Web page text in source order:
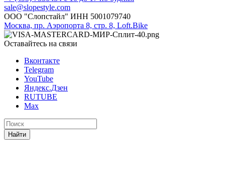
sale@slopestyle.com
ООО "Слопстайл" ИНН 5001079740
Москва, пр. Аэропорта 8, стр. 8, Loft.Bike
Оставайтесь на связи
Вконтакте
Telegram
YouTube
Яндекс.Дзен
RUTUBE
Max
Найти